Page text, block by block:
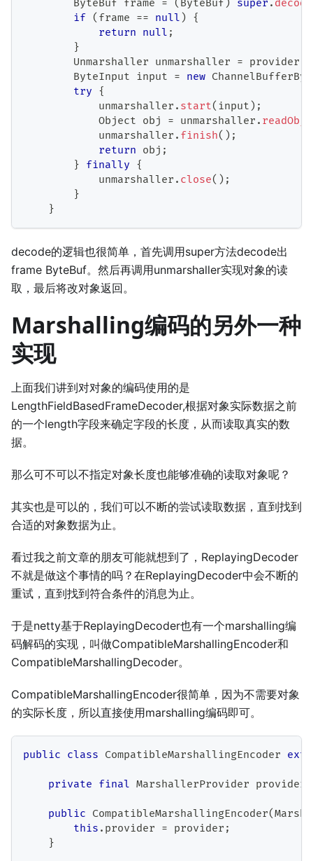
ByteBuf frame = ( ByteBuf ) super . decode
if ( frame == null ) {
return null ;
}
Unmarshaller unmarshaller = provider
ByteInput input = new
try {
            unmarshaller
. start( input ) ;
Object obj = unmarshaller .
            unmarshaller
. finish( ) ;
return obj ;
} finally {
            unmarshaller
. close( ) ;
}
}
decode的逻辑也很简单，首先调用super方法decode出
frame ByteBuf。然后再调用unmarshaller实现对象的读
取，最后将改对象返回。
Marshalling编码的另外一种
实现
上面我们讲到对对象的编码使用的是
LengthFieldBasedFrameDecoder,根据对象实际数据之前
的一个length字段来确定字段的长度，从而读取真实的数
据。
那么可不可以不指定对象长度也能够准确的读取对象呢？
其实也是可以的，我们可以不断的尝试读取数据，直到找到
合适的对象数据为止。
看过我之前文章的朋友可能就想到了，ReplayingDecoder
不就是做这个事情的吗？在ReplayingDecoder中会不断的
重试，直到找到符合条件的消息为止。
于是netty基于ReplayingDecoder也有一个marshalling编
码解码的实现，叫做CompatibleMarshallingEncoder和
CompatibleMarshallingDecoder。
CompatibleMarshallingEncoder很简单，因为不需要对象
的实际长度，所以直接使用marshalling编码即可。
public class CompatibleMarshallingEncoder
private final MarshallerProvider provider
public CompatibleMarshallingEncoder(
this . provider = provider ;
}